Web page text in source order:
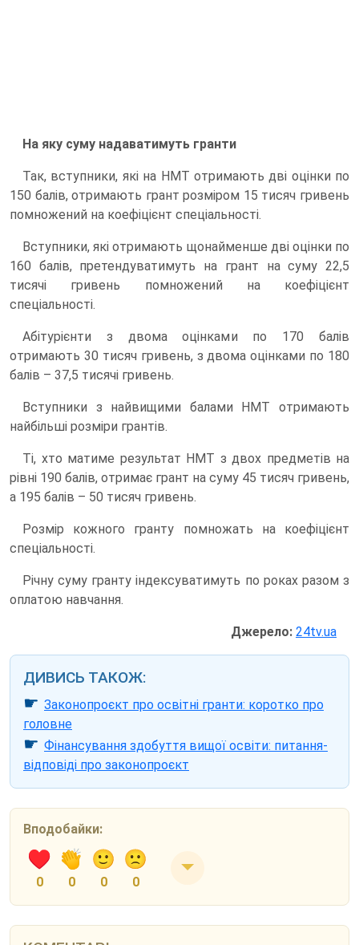
На яку суму надаватимуть гранти
Так, вступники, які на НМТ отримають дві оцінки по
150 балів, отримають грант розміром 15 тисяч гривень
помножений на коефіцієнт спеціальності.
Вступники, які отримають щонайменше дві оцінки по
160 балів, претендуватимуть на грант на суму 22,5
тисячі гривень помножений на коефіцієнт
спеціальності.
Абітурієнти з двома оцінками по 170 балів
отримають 30 тисяч гривень, з двома оцінками по 180
балів – 37,5 тисячі гривень.
Вступники з найвищими балами НМТ отримають
найбільші розміри грантів.
Ті, хто матиме результат НМТ з двох предметів на
рівні 190 балів, отримає грант на суму 45 тисяч гривень,
а 195 балів – 50 тисяч гривень.
Розмір кожного гранту помножать на коефіцієнт
спеціальності.
Річну суму гранту індексуватимуть по роках разом з
оплатою навчання.
Джерело: 24tv.ua
ДИВИСЬ ТАКОЖ:
☛ Законопроєкт про освітні гранти: коротко про
головне
☛ Фінансування здобуття вищої освіти: питання-
відповіді про законопроєкт
Вподобайки:
0 0 0 0